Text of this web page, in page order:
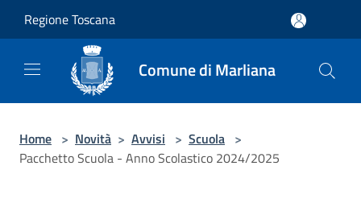
Regione Toscana
Comune di Marliana
Home > Novità > Avvisi > Scuola >
Pacchetto Scuola - Anno Scolastico 2024/2025